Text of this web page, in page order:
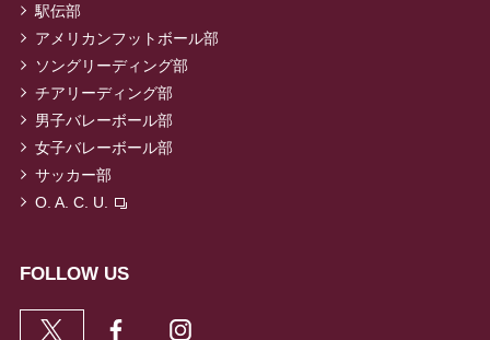
駅伝部
アメリカンフットボール部
ソングリーディング部
チアリーディング部
男子バレーボール部
女子バレーボール部
サッカー部
O. A. C. U.
FOLLOW US